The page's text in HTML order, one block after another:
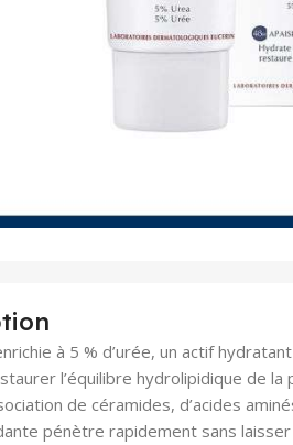
à 5 % d’urée, un actif
l’équilibre hydrolipidique de
de céramides, d’acides
pénètre rapidement sans laisser